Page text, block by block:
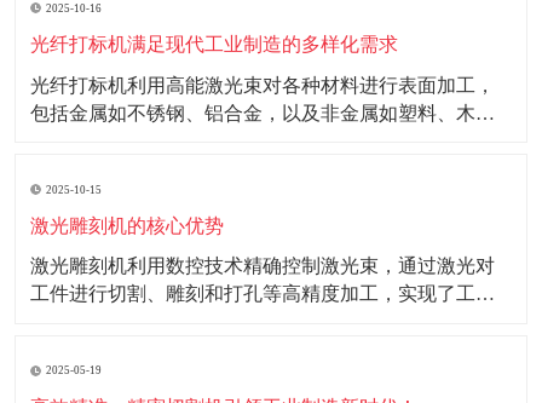
间熔化或汽化，从而实现切割效果。这种非接触式的加
工方式不仅减少了机械磨损，还能确保切割边缘的
2025-10-16
光纤打标机满足现代工业制造的多样化需求
光纤打标机利用高能激光束对各种材料进行表面加工，
包括金属如不锈钢、铝合金，以及非金属如塑料、木材
精细、字体清晰，能够在不同材料上实现多样化的打标
效果。在金属材料上，可形成氧化、镀铬或雕刻效果；
在
2025-10-15
激光雕刻机的核心优势
激光雕刻机利用数控技术精确控制激光束，通过激光对
工件进行切割、雕刻和打孔等高精度加工，实现了工业
本。 2.精准度：能够实现微米级加工精度，满足高精度
2025-05-19